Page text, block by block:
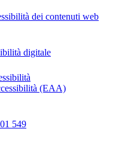
dei contenuti web
digitale
(EAA)
549